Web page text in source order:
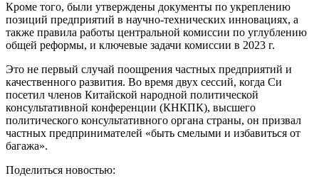
Кроме того, были утверждены документы по укреплению
позиций предприятий в научно-технических инновациях, а
также правила работы центральной комиссии по углублению
общей реформы, и ключевые задачи комиссии в 2023 г.
Это не первый случай поощрения частных предприятий и
качественного развития. Во время двух сессий, когда Си
посетил членов Китайской народной политической
консультативной конференции (КНКПК), высшего
политического консультативного органа страны, он призвал
частных предпринимателей «быть смелыми и избавиться от
багажа».
Поделиться новостью: